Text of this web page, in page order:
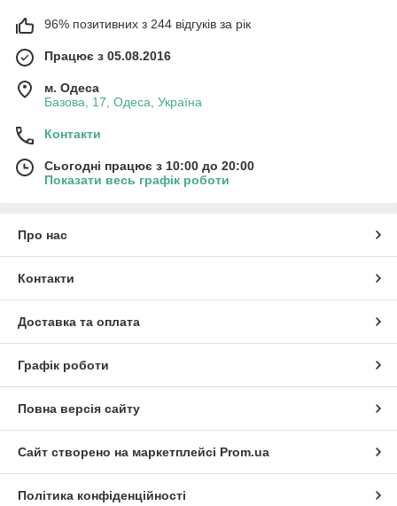
96% позитивних з 244 відгуків за рік
Працює з 05.08.2016
м. Одеса
Базова, 17, Одеса, Україна
Контакти
Сьогодні працює з 10:00 до 20:00
Показати весь графік роботи
Про нас
Контакти
Доставка та оплата
Графік роботи
Повна версія сайту
Сайт створено на маркетплейсі Prom.ua
Політика конфіденційності